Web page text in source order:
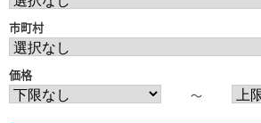
市町村
価格
〜